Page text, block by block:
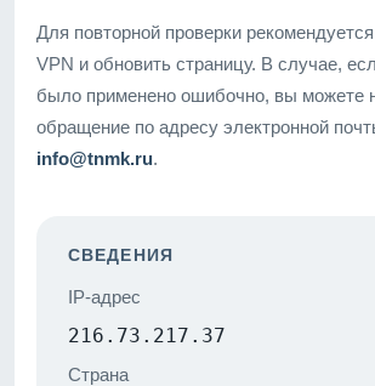
Для повторной проверки
VPN и обновить страницу. В случае,
было применено ошибочно, вы можете
обращение по адресу электронной
info@tnmk.ru.
СВЕДЕНИЯ
IP-адрес
216.73.217.37
Страна